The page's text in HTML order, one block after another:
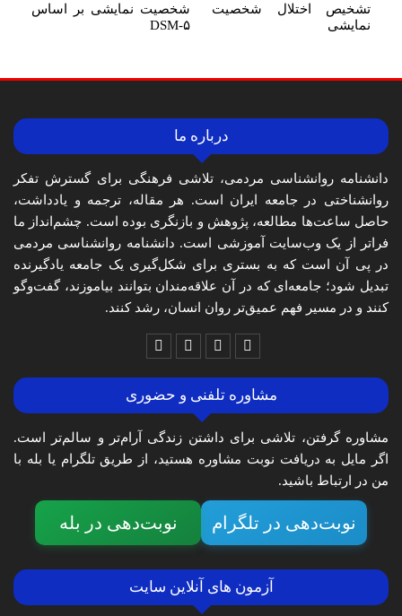
تشخیص اختلال شخصیت
نمایشی
شخصیت نمایشی بر اساس
DSM-۵
درباره ما
دانشنامه روانشناسی مردمی، تلاشی فرهنگی برای گسترش تفکر
روانشناختی در جامعه ایران است. هر مقاله، ترجمه و یادداشت،
حاصل ساعت‌ها مطالعه، پژوهش و بازنگری بوده است. چشم‌انداز ما
فراتر از یک وب‌سایت آموزشی است. دانشنامه روانشناسی مردمی
در پی آن است که به بستری برای شکل‌گیری یک جامعه یادگیرنده
تبدیل شود؛ جامعه‌ای که در آن علاقه‌مندان بتوانند بیاموزند، گفت‌وگو
کنند و در مسیر فهم عمیق‌تر روان انسان، رشد کنند.
مشاوره تلفنی و حضوری
مشاوره گرفتن، تلاشی برای داشتن زندگی آرام‌تر و سالم‌تر است.
اگر مایل به دریافت نوبت مشاوره هستید، از طریق تلگرام یا بله با
من در ارتباط باشید.
نوبت‌دهی در تلگرام نوبت‌دهی در بله
آزمون های آنلاین سایت